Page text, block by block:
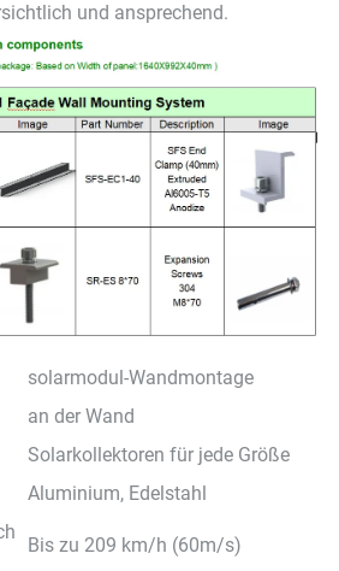
und ansprechend.
solarmodul-Wandmontage
an der Wand
Solarkollektoren für jede Größe
Aluminium, Edelstahl
Bis zu 209 km/h (60m/s)